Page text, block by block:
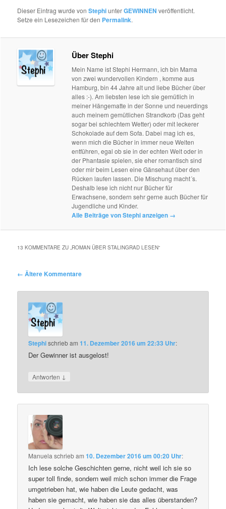
Dieser Eintrag wurde vonStephiunterGEWINNEN veröffentlicht.
Setze ein Lesezeichen für den Permalink.
Über Stephi
Mein Name ist Stephi Hermann, ich bin Mama
von zwei wundervollen Kindern , komme aus
Hamburg, bin 44 Jahre alt und liebe Bücher über
alles :-). Am liebsten lese ich sie gemütlich in
meiner Hängematte in der Sonne und neuerdings
auch meinem gemütlichen Strandkorb (Das geht
sogar bei schlechtem Wetter) oder mit leckerer
Schokolade auf dem Sofa. Dabei mag ich es,
wenn mich die Bücher in immer neue Welten
entführen, egal ob sie in der echten Welt oder in
der Phantasie spielen, sie eher romantisch sind
oder mir beim Lesen eine Gänsehaut über den
Rücken laufen lassen. Die Mischung macht´s.
Deshalb lese ich nicht nur Bücher für
Erwachsene, sondern sehr gerne auch Bücher für
Jugendliche und Kinder.
Alle Beiträge von Stephi anzeigen →
13 KOMMENTARE ZU „ROMAN ÜBER STALINGRAD LESEN“
Kommentarnavigation
← Ältere Kommentare
Stephischriebam11. Dezember 2016 um 22:33 Uhr:
Der Gewinner ist ausgelost!
Antworten ↓
Manuela schriebam10. Dezember 2016 um 00:20 Uhr:
Ich lese solche Geschichten gerne, nicht weil ich sie so
super toll finde, sondern weil mich schon immer die Frage
umgetrieben hat, wie haben die Leute gedacht, was
haben sie gemacht, wie haben sie das alles überstanden?